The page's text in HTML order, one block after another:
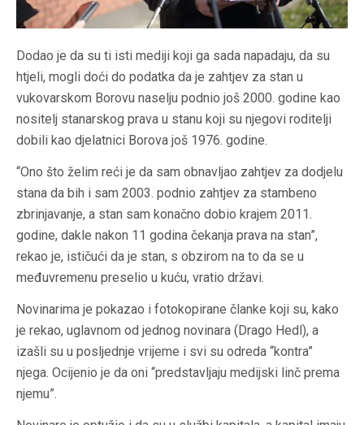
Dodao je da su ti isti mediji koji ga sada napadaju, da su
htjeli, mogli doći do podatka da je zahtjev za stan u
vukovarskom Borovu naselju podnio još 2000. godine kao
nositelj stanarskog prava u stanu koji su njegovi roditelji
dobili kao djelatnici Borova još 1976. godine.
“Ono što želim reći je da sam obnavljao zahtjev za dodjelu
stana da bih i sam 2003. podnio zahtjev za stambeno
zbrinjavanje, a stan sam konačno dobio krajem 2011.
godine, dakle nakon 11 godina čekanja prava na stan”,
rekao je, ističući da je stan, s obzirom na to da se u
međuvremenu preselio u kuću, vratio državi.
Novinarima je pokazao i fotokopirane članke koji su, kako
je rekao, uglavnom od jednog novinara (Drago Hedl), a
izašli su u posljednje vrijeme i svi su odreda “kontra”
njega. Ocijenio je da oni “predstavljaju medijski linč prema
njemu”.